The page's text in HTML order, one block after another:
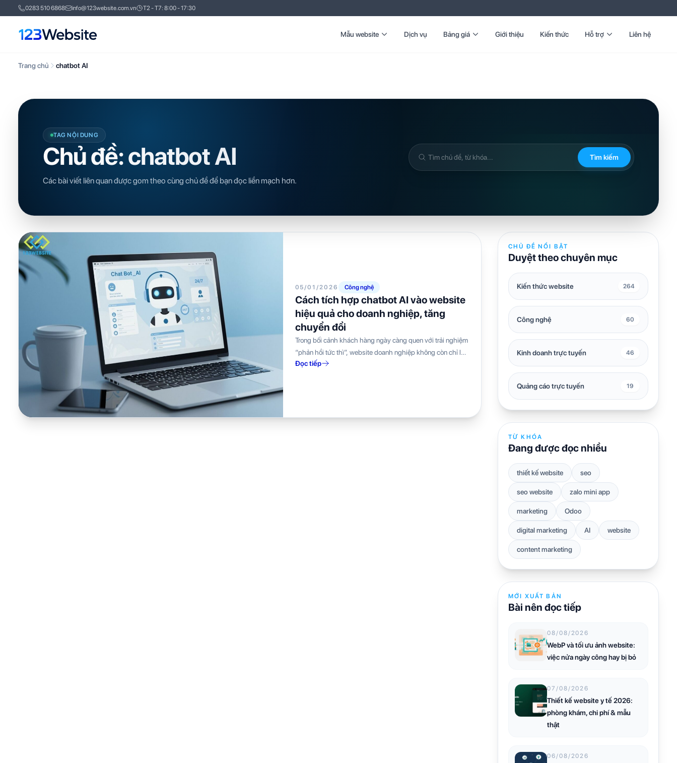
0283 510 6868 info@123website.com.vn T2 - T7: 8:00 - 17:30
Mẫu website Dịch vụ Bảng giá Giới thiệu Kiến thức Hỗ trợ Liên hệ
Trang chủ chatbot AI
TAG NỘI DUNG
Chủ đề: chatbot AI
Các bài viết liên quan được gom theo cùng chủ đề để bạn đọc liền mạch hơn.
Tìm
trong
Tìm kiếm
05/01/2026 Công nghệ
Cách tích hợp chatbot AI vào website
hiệu quả cho doanh nghiệp, tăng
chuyển đổi
Trong bối cảnh khách hàng ngày càng quen với trải nghiệm
“phản hồi tức thì”, website doanh nghiệp không còn chỉ là
nơi trưng...
Đọc tiếp
CHỦ ĐỀ NỔI BẬT
Duyệt theo chuyên mục
Kiến thức website 264
Công nghệ 60
Kinh doanh trực tuyến 46
Quảng cáo trực tuyến 19
TỪ KHÓA
Đang được đọc nhiều
thiết kế website seo
seo website zalo mini app
marketing Odoo
digital marketing AI website
content marketing
MỚI XUẤT BẢN
Bài nên đọc tiếp
08/08/2026
WebP và tối ưu ảnh website:
việc nửa ngày công hay bị bỏ
07/08/2026
Thiết kế website y tế 2026:
phòng khám, chi phí & mẫu
thật
06/08/2026